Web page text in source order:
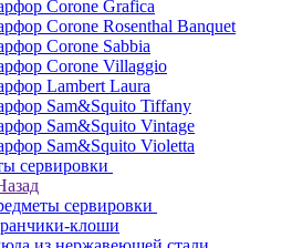
Corone Grafica
Corone Rosenthal Banquet
Corone Sabbia
Corone Villaggio
Lambert Laura
Sam&Squito Tiffany
Sam&Squito Vintage
Sam&Squito Violetta
сервировки
сервировки
клоши